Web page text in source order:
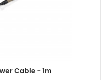
Cable - 1m